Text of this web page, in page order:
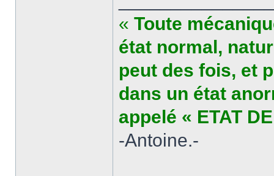
« Toute
état normal,
peut des fois, et
dans un état
appelé « ETAT
-Antoine.-